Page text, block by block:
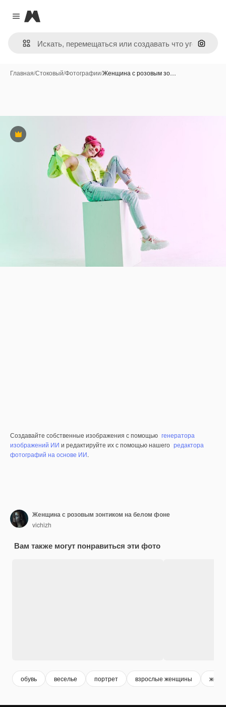
Close menu
Magnific
Поиск
Главная/Стоковый/Фотографии/Женщина с розовым зо…
Премиум
Создавайте собственные изображения с помощью генератора
изображений ИИ и редактируйте их с помощью нашего редактора
фотографий на основе ИИ.
Женщина с розовым зонтиком на белом фоне
vichizh
Вам также могут понравиться эти фото
обувь веселье портрет взрослые женщины